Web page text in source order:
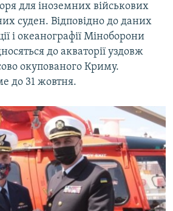
для іноземних військових
суден.​ Відповідно до даних
і океанографії Міноборони
до акваторії уздовж
окупованого Криму.
до 31 жовтня.